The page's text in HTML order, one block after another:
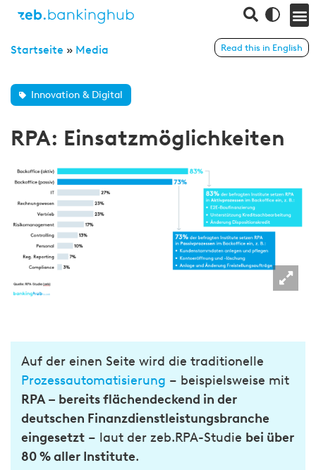
Startseite » Media
Innovation & Digital
Read this in English
RPA: Einsatzmöglichkeiten
Auf der einen Seite wird die traditionelle
Prozessautomatisierung – beispielsweise mit
RPA – bereits flächendeckend in der
deutschen Finanzdienstleistungsbranche
eingesetzt – laut der zeb.RPA-Studie bei über
80 % aller Institute.